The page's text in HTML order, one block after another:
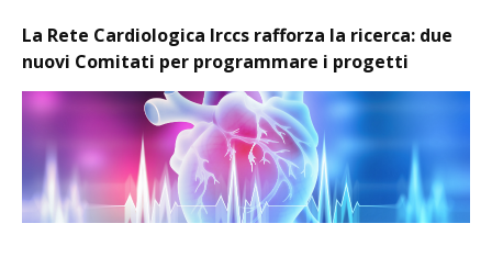
La Rete Cardiologica Irccs rafforza la ricerca: due
nuovi Comitati per programmare i progetti